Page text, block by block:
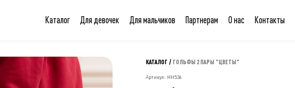
Каталог Для девочек Для мальчиков Партнерам О нас Контакты
КАТАЛОГ / ГОЛЬФЫ 2 ПАРЫ "ЦВЕТЫ"
Артикул: НН536